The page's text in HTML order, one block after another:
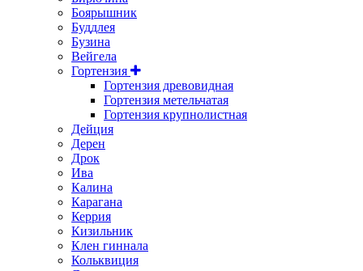
Боярышник
Буддлея
Бузина
Вейгела
Гортензия
Гортензия древовидная
Гортензия метельчатая
Гортензия крупнолистная
Дейция
Дерен
Дрок
Ива
Калина
Карагана
Керрия
Кизильник
Клен гиннала
Кольквиция